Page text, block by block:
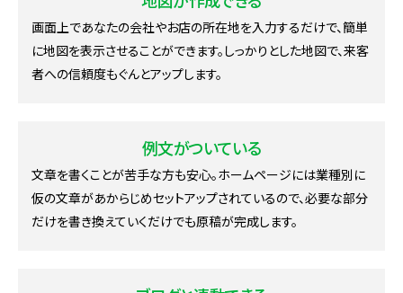
画面上であなたの会社やお店の所在地を入力するだけで、簡単
に地図を表示させることができます。しっかりとした地図で、来客
者への信頼度もぐんとアップします。
例文がついている
文章を書くことが苦手な方も安心。ホームページには業種別に
仮の文章があからじめセットアップされているので、必要な部分
だけを書き換えていくだけでも原稿が完成します。